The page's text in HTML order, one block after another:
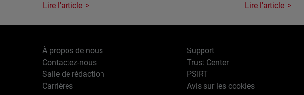
Lire l'article Lire l'article
À propos de nous
Contactez-nous
Salle de rédaction
Carrières
Support
Trust Center
PSIRT
Avis sur les cookies